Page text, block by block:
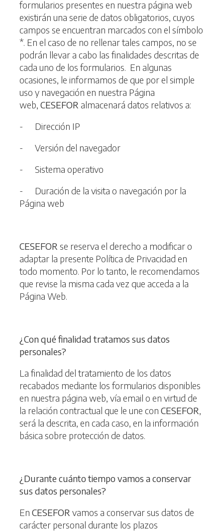
formularios presentes en nuestra página web
existirán una serie de datos obligatorios, cuyos
campos se encuentran marcados con el símbolo
*. En el caso de no rellenar tales campos, no se
podrán llevar a cabo las finalidades descritas de
cada uno de los formularios. En algunas
ocasiones, le informamos de que por el simple
uso y navegación en nuestra Página
web, CESEFOR almacenará datos relativos a:
- Dirección IP
- Versión del navegador
- Sistema operativo
- Duración de la visita o navegación por la
Página web
CESEFOR se reserva el derecho a modificar o
adaptar la presente Política de Privacidad en
todo momento. Por lo tanto, le recomendamos
que revise la misma cada vez que acceda a la
Página Web.
¿Con qué finalidad tratamos sus datos
personales?
La finalidad del tratamiento de los datos
recabados mediante los formularios disponibles
en nuestra página web, vía email o en virtud de
la relación contractual que le une con CESEFOR,
será la descrita, en cada caso, en la información
básica sobre protección de datos.
¿Durante cuánto tiempo vamos a conservar
sus datos personales?
En CESEFOR vamos a conservar sus datos de
carácter personal durante los plazos